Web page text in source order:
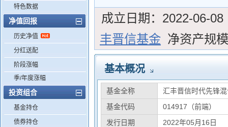
特色数据
净值回报
历史净值
分红送配
阶段涨幅
季/年度涨幅
投资组合
基金持仓
债券持仓
成立日期： 2022-06-08
丰晋信基金 净资产规
基本概况
基金全称
汇丰晋信时代先锋
基金代码
014917（前端）
发行日期
2022年05月16日